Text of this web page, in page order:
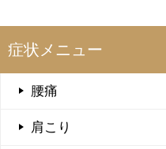
症状メニュー
腰痛
肩こり